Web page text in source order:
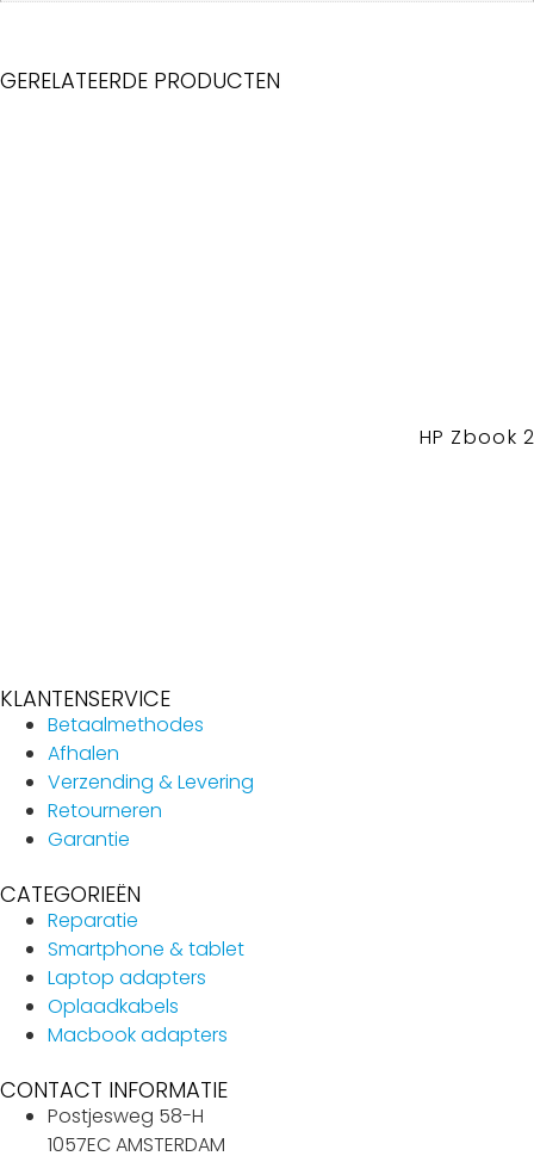
GERELATEERDE PRODUCTEN
HP Zbook
KLANTENSERVICE
Betaalmethodes
Afhalen
Verzending & Levering
Retourneren
Garantie
CATEGORIEËN
Reparatie
Smartphone & tablet
Laptop adapters
Oplaadkabels
Macbook adapters
CONTACT INFORMATIE
Postjesweg 58-H
1057EC AMSTERDAM